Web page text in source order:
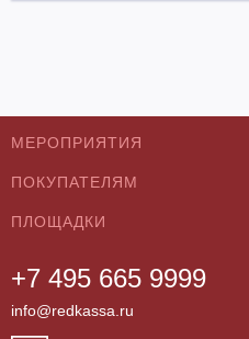
+7 495 665 9999
info@redkassa.ru
МЕРОПРИЯТИЯ
Концерты
Классика
Театры
Фестивали
ПОКУПАТЕЛЯМ
О нас
Как купить
Возврат билетов
ПЛОЩАДКИ
Бар/Ресторан/Кафе
Клуб